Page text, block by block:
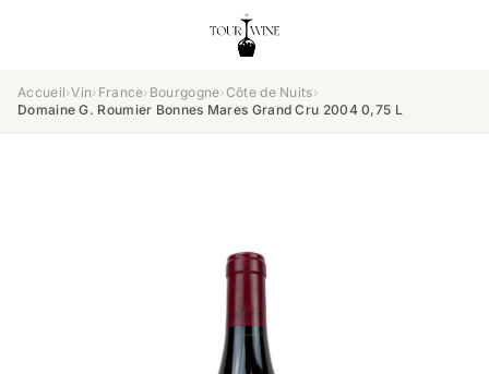
Accueil›Vin› France› Bourgogne›Côte de Nuits›
Domaine G. Roumier Bonnes Mares Grand Cru 2004 0,75 L